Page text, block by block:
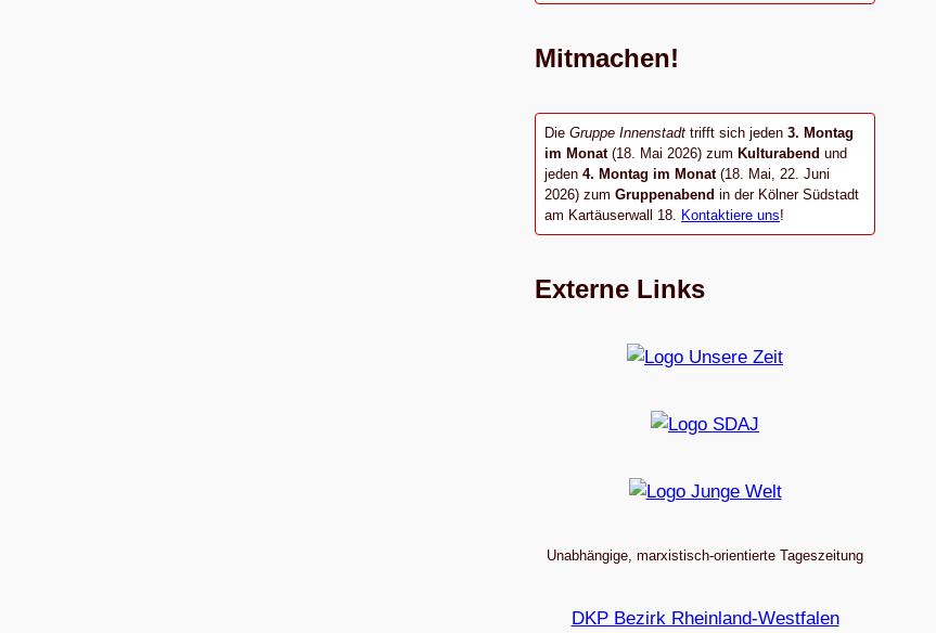
Mitmachen!
Die Gruppe Innenstadt trifft sich jeden 3. Montag
im Monat (18. Mai 2026) zum Kulturabend und
jeden 4. Montag im Monat(18. Mai, 22. Juni
2026) zum Gruppenabend in der Kölner Südstadt
am Kartäuserwall 18. Kontaktiere uns!
Externe Links
Unabhängige, marxistisch-orientierte Tageszeitung
DKP Bezirk Rheinland-Westfalen